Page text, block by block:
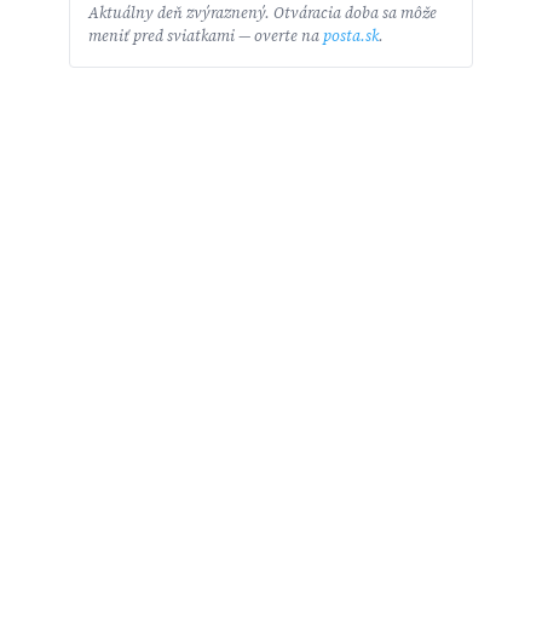
Aktuálny deň zvýraznený. Otváracia doba sa môže
meniť pred sviatkami — overte naposta.sk.